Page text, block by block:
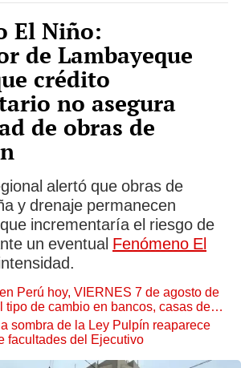
El Niño:
de Lambayeque
crédito
no asegura
de obras de
alertó que obras de
y drenaje permanecen
incrementaría el riesgo de
un eventual Fenómeno El
Perú hoy, VIERNES 7 de agosto de
tipo de cambio en bancos, casas de
digitales
sombra de la Ley Pulpín reaparece
facultades del Ejecutivo